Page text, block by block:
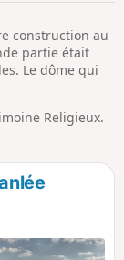
construction au
partie était
Le dôme qui
Religieux.